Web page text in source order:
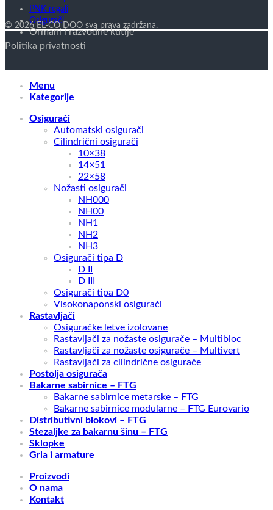
PNK regali
Osigurači
Ormani i razvodne kutije
© 2026 EL-CO DOO sva prava zadržana.
Politika privatnosti
Menu
Kategorije
Osigurači
Automatski osigurači
Cilindrični osigurači
10×38
14×51
22×58
Nožasti osigurači
NH000
NH00
NH1
NH2
NH3
Osigurači tipa D
D II
D III
Osigurači tipa D0
Visokonaponski osigurači
Rastavljači
Osiguračke letve izolovane
Rastavljači za nožaste osigurače – Multibloc
Rastavljači za nožaste osigurače – Multivert
Rastavljači za cilindrične osigurače
Postolja osigurača
Bakarne sabirnice – FTG
Bakarne sabirnice metarske – FTG
Bakarne sabirnice modularne – FTG Eurovario
Distributivni blokovi – FTG
Stezaljke za bakarnu šinu – FTG
Sklopke
Grla i armature
Proizvodi
O nama
Kontakt